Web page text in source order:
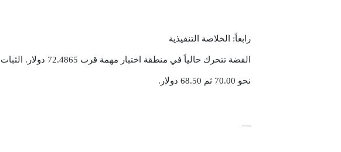
رابعاً: الخلاصة التنفيذية
نحو 70.00 ثم 68.50 دولار.
—